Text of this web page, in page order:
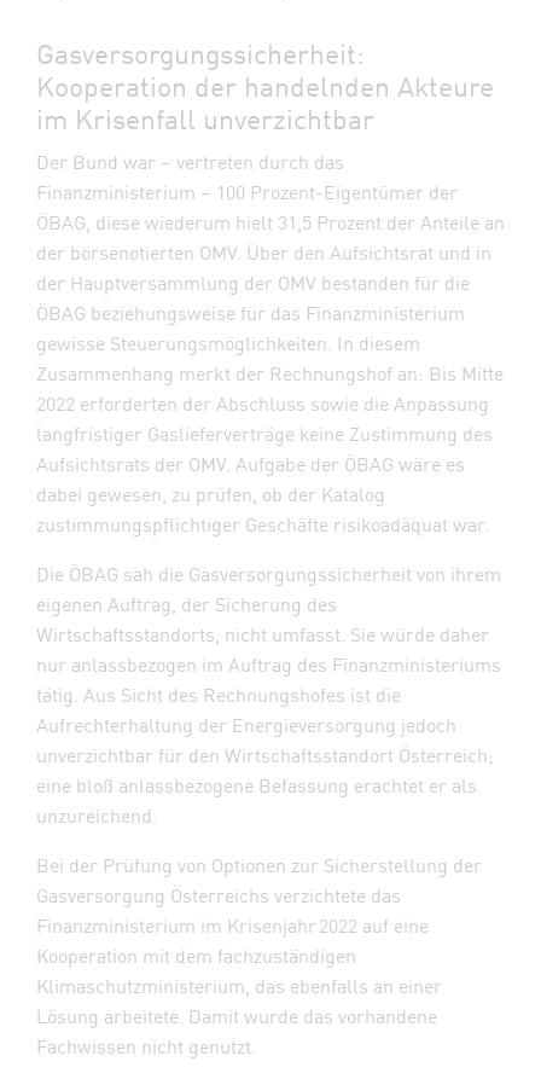
Gasversorgungssicherheit:
Kooperation der handelnden Akteure
im Krisenfall unverzichtbar
Der Bund war – vertreten durch das
Finanzministerium – 100 Prozent-Eigentümer der
ÖBAG, diese wiederum hielt 31,5 Prozent der Anteile an
der börsenotierten OMV. Über den Aufsichtsrat und in
der Hauptversammlung der OMV bestanden für die
ÖBAG beziehungsweise für das Finanzministerium
gewisse Steuerungsmöglichkeiten. In diesem
Zusammenhang merkt der Rechnungshof an: Bis Mitte
2022 erforderten der Abschluss sowie die Anpassung
langfristiger Gaslieferverträge keine Zustimmung des
Aufsichtsrats der OMV. Aufgabe der ÖBAG wäre es
dabei gewesen, zu prüfen, ob der Katalog
zustimmungspflichtiger Geschäfte risikoadäquat war.
Die ÖBAG sah die Gasversorgungssicherheit von ihrem
eigenen Auftrag, der Sicherung des
Wirtschaftsstandorts, nicht umfasst. Sie würde daher
nur anlassbezogen im Auftrag des Finanzministeriums
tätig. Aus Sicht des Rechnungshofes ist die
Aufrechterhaltung der Energieversorgung jedoch
unverzichtbar für den Wirtschaftsstandort Österreich;
eine bloß anlassbezogene Befassung erachtet er als
unzureichend.
Bei der Prüfung von Optionen zur Sicherstellung der
Gasversorgung Österreichs verzichtete das
Finanzministerium im Krisenjahr 2022 auf eine
Kooperation mit dem fachzuständigen
Klimaschutzministerium, das ebenfalls an einer
Lösung arbeitete. Damit wurde das vorhandene
Fachwissen nicht genutzt.